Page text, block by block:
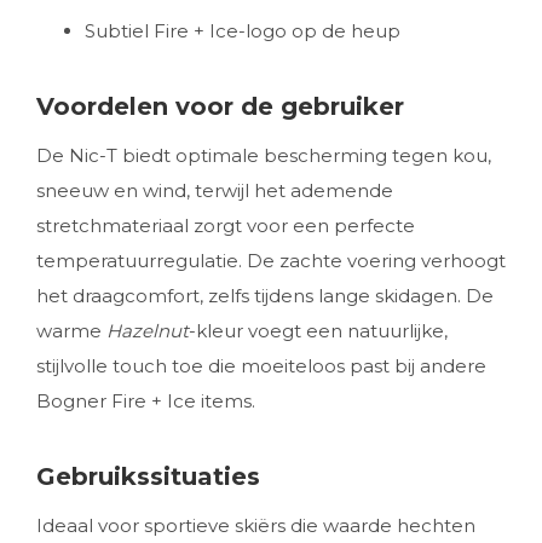
Subtiel Fire + Ice-logo op de heup
Voordelen voor de gebruiker
De Nic-T biedt optimale bescherming tegen kou,
sneeuw en wind, terwijl het ademende
stretchmateriaal zorgt voor een perfecte
temperatuurregulatie. De zachte voering verhoogt
het draagcomfort, zelfs tijdens lange skidagen. De
warme Hazelnut-kleur voegt een natuurlijke,
stijlvolle touch toe die moeiteloos past bij andere
Bogner Fire + Ice items.
Gebruikssituaties
Ideaal voor sportieve skiërs die waarde hechten